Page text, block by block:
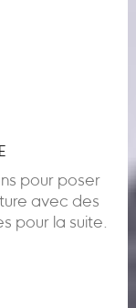
pour poser
avec des
pour la suite.